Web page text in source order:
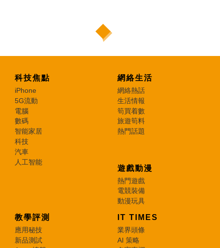
科技焦點
iPhone
5G流動
電腦
數碼
智能家居
科技
汽車
人工智能
網絡生活
網絡熱話
生活情報
筍買着數
旅遊筍料
熱門話題
遊戲動漫
熱門遊戲
電競裝備
動漫玩具
教學評測
應用秘技
新品測試
IT TIMES
業界頭條
AI 策略